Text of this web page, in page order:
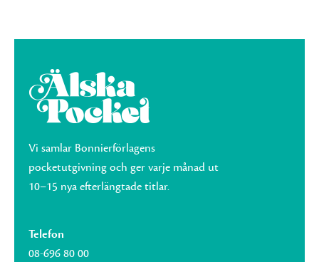
Vi samlar Bonnierförlagens
pocketutgivning och ger varje månad ut
10–15 nya efterlängtade titlar.
Telefon
08-696 80 00